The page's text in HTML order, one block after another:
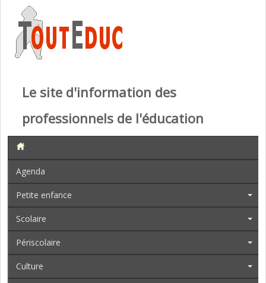
Le site d'information des
professionnels de l'éducation
Agenda
Petite enfance
Scolaire
Périscolaire
Culture